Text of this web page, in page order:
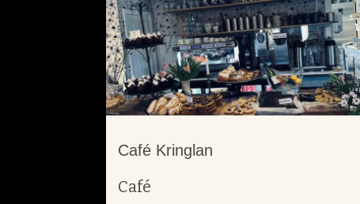
Café Kringlan
Café